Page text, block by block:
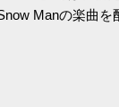
Manの楽曲を